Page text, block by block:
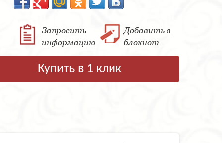
Запросить
информацию
Добавить в
блокнот
Купить в 1 клик